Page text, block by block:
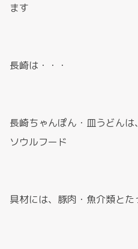
ます
長崎は・・・
長崎ちゃんぽん・皿うどん
ソウルフード
具材には、豚肉・魚介類と